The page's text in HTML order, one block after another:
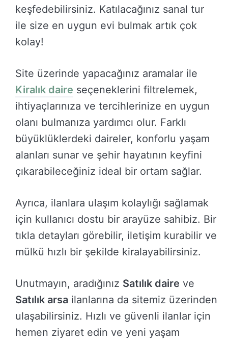
keşfedebilirsiniz. Katılacağınız sanal tur
ile size en uygun evi bulmak artık çok
kolay!
Site üzerinde yapacağınız aramalar ile
Kiralık daire seçeneklerini filtrelemek,
ihtiyaçlarınıza ve tercihlerinize en uygun
olanı bulmanıza yardımcı olur. Farklı
büyüklüklerdeki daireler, konforlu yaşam
alanları sunar ve şehir hayatının keyfini
çıkarabileceğiniz ideal bir ortam sağlar.
Ayrıca, ilanlara ulaşım kolaylığı sağlamak
için kullanıcı dostu bir arayüze sahibiz. Bir
tıkla detayları görebilir, iletişim kurabilir ve
mülkü hızlı bir şekilde kiralayabilirsiniz.
Unutmayın, aradığınız Satılık daire ve
Satılık arsa ilanlarına da sitemiz üzerinden
ulaşabilirsiniz. Hızlı ve güvenli ilanlar için
hemen ziyaret edin ve yeni yaşam